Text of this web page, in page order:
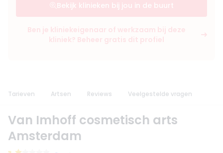
Bekijk klinieken bij jou in de buurt
Ben je kliniekeigenaar of werkzaam bij deze
kliniek? Beheer gratis dit profiel
Tarieven Artsen Reviews Veelgestelde vragen
Van Imhoff cosmetisch arts
Amsterdam